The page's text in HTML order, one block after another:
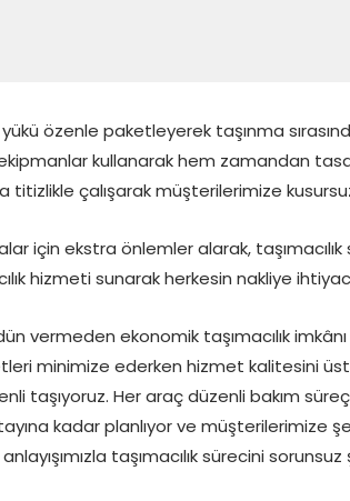
özenle paketleyerek taşınma
kullanarak hem zamandan
titizlikle çalışarak müşterilerimize
için ekstra önlemler alarak,
hizmeti sunarak herkesin nakliye
vermeden ekonomik taşımacılık
minimize ederken hizmet kalitesini
taşıyoruz. Her araç düzenli bakım
kadar planlıyor ve müşterilerimize
taşımacılık sürecini